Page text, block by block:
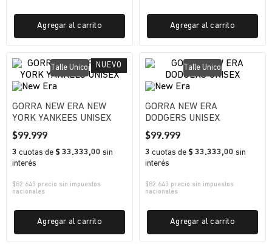
Agregar al carrito Agregar al carrito
Talle Unico
GORRA NEW ERA NEW
YORK YANKEES UNISEX
$99.999
3 cuotas de $ 33.333,00 sin
interés
$82.643 precio sin impuestos
nacionales
Agregar al carrito
Talle Unico
GORRA NEW ERA
DODGERS UNISEX
$99.999
3 cuotas de $ 33.333,00 sin
interés
$82.643 precio sin impuestos
nacionales
Agregar al carrito